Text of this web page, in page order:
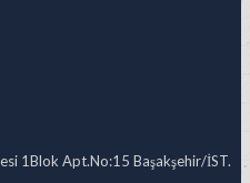
1Blok Apt.No:15 Başakşehir/İST.